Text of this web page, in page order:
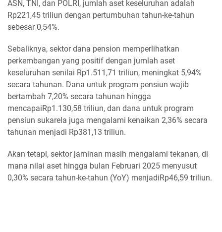
ASN, TNI, dan POLRI, jumlah aset keseluruhan adalah
Rp221,45 triliun dengan pertumbuhan tahun-ke-tahun
sebesar 0,54%.
Sebaliknya, sektor dana pension memperlihatkan
perkembangan yang positif dengan jumlah aset
keseluruhan senilai Rp1.511,71 triliun, meningkat 5,94%
secara tahunan. Dana untuk program pensiun wajib
bertambah 7,20% secara tahunan hingga
mencapaiRp1.130,58 triliun, dan dana untuk program
pensiun sukarela juga mengalami kenaikan 2,36% secara
tahunan menjadi Rp381,13 triliun.
Akan tetapi, sektor jaminan masih mengalami tekanan, di
mana nilai aset hingga bulan Februari 2025 menyusut
0,30% secara tahun-ke-tahun (YoY) menjadiRp46,59 triliun.